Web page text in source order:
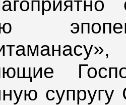
супругу